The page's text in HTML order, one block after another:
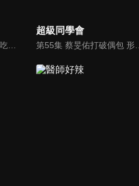
超級同學會